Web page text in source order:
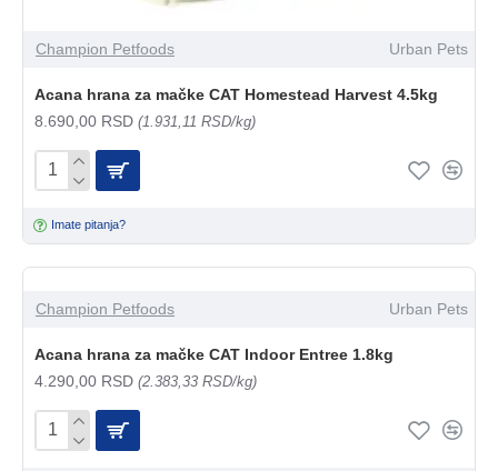
Champion Petfoods Urban Pets
Acana hrana za mačke CAT Homestead Harvest 4.5kg
8.690,00 RSD (1.931,11 RSD/kg)
Imate pitanja?
Champion Petfoods Urban Pets
Acana hrana za mačke CAT Indoor Entree 1.8kg
4.290,00 RSD (2.383,33 RSD/kg)